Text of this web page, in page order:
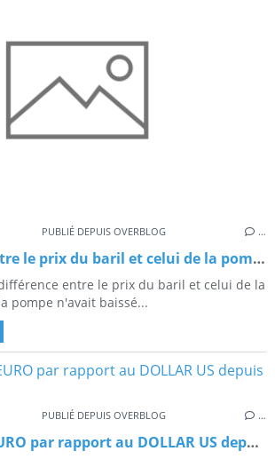
PUBLIÉ DEPUIS OVERBLOG …
La différence entre le prix du baril et celui de la pompe : explications
entre le prix du baril et celui de la
pompe n'avait baissé...
PUBLIÉ DEPUIS OVERBLOG …
Evolution de l'EURO par rapport au DOLLAR US depuis Janvier 2000